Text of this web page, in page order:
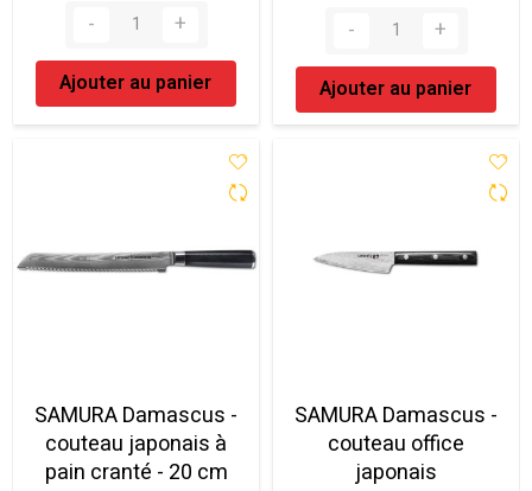
Ajouter au panier Ajouter au panier
SAMURA Damascus -
couteau japonais à
pain cranté - 20 cm
SAMURA Damascus -
couteau office
japonais